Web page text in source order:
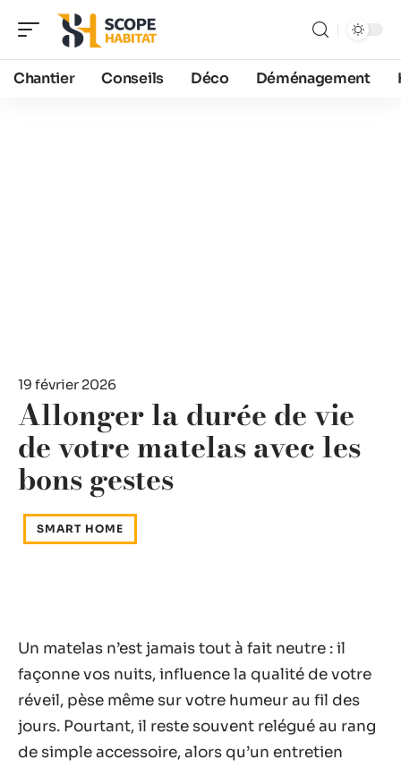
Chantier Conseils Déco Déménagement
19 février 2026
Allonger la durée de vie
de votre matelas avec les
bons gestes
SMART HOME
Un matelas n’est jamais tout à fait neutre : il
façonne vos nuits, influence la qualité de votre
réveil, pèse même sur votre humeur au fil des
jours. Pourtant, il reste souvent relégué au rang
de simple accessoire, alors qu’un entretien